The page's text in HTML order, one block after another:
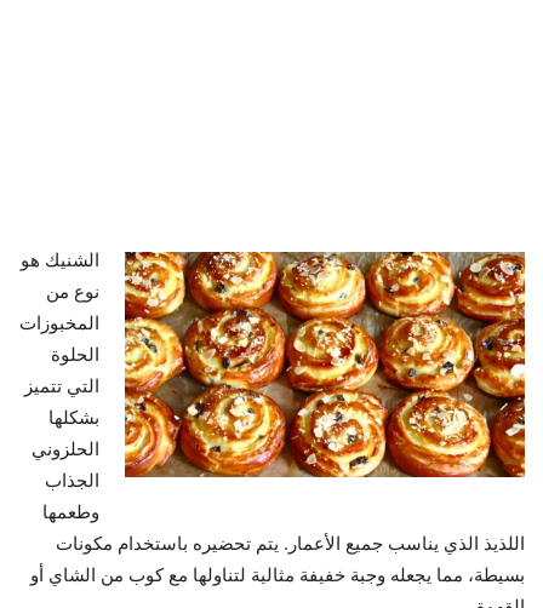
الشنيك هو
نوع من
المخبوزات
الحلوة
التي تتميز
بشكلها
الحلزوني
الجذاب
وطعمها
اللذيذ الذي يناسب جميع الأعمار. يتم تحضيره باستخدام مكونات
بسيطة، مما يجعله وجبة خفيفة مثالية لتناولها مع كوب من الشاي أو